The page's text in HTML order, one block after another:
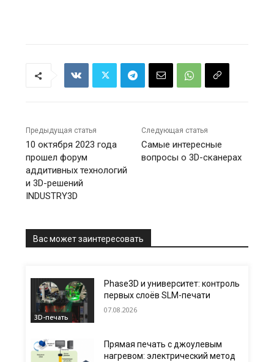
Предыдущая статья
10 октября 2023 года
прошел форум
аддитивных технологий
и 3D-решений
INDUSTRY3D
Следующая статья
Самые интересные
вопросы о 3D-сканерах
Вас может заинтересовать
3D-печать
Phase3D и университет: контроль
первых слоёв SLM-печати
07.08.2026
Прямая печать с джоулевым
нагревом: электрический метод